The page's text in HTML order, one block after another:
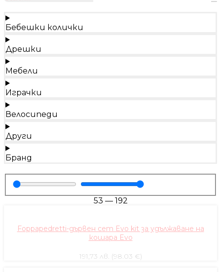
Бебешки колички
Дрешки
Мебели
Играчки
Велосипеди
Други
Бранд
53 — 192
Foppapedretti-дървен сет Evo kit за удължаване на
кошара Evo
191,73 лв. (98.03 €)